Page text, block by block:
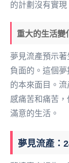
的計劃沒有實現
重大的生活變
夢見流產預示
負面的。這個
的本來面目。
感痛苦和痛苦
滿意的生活。
夢見流產：